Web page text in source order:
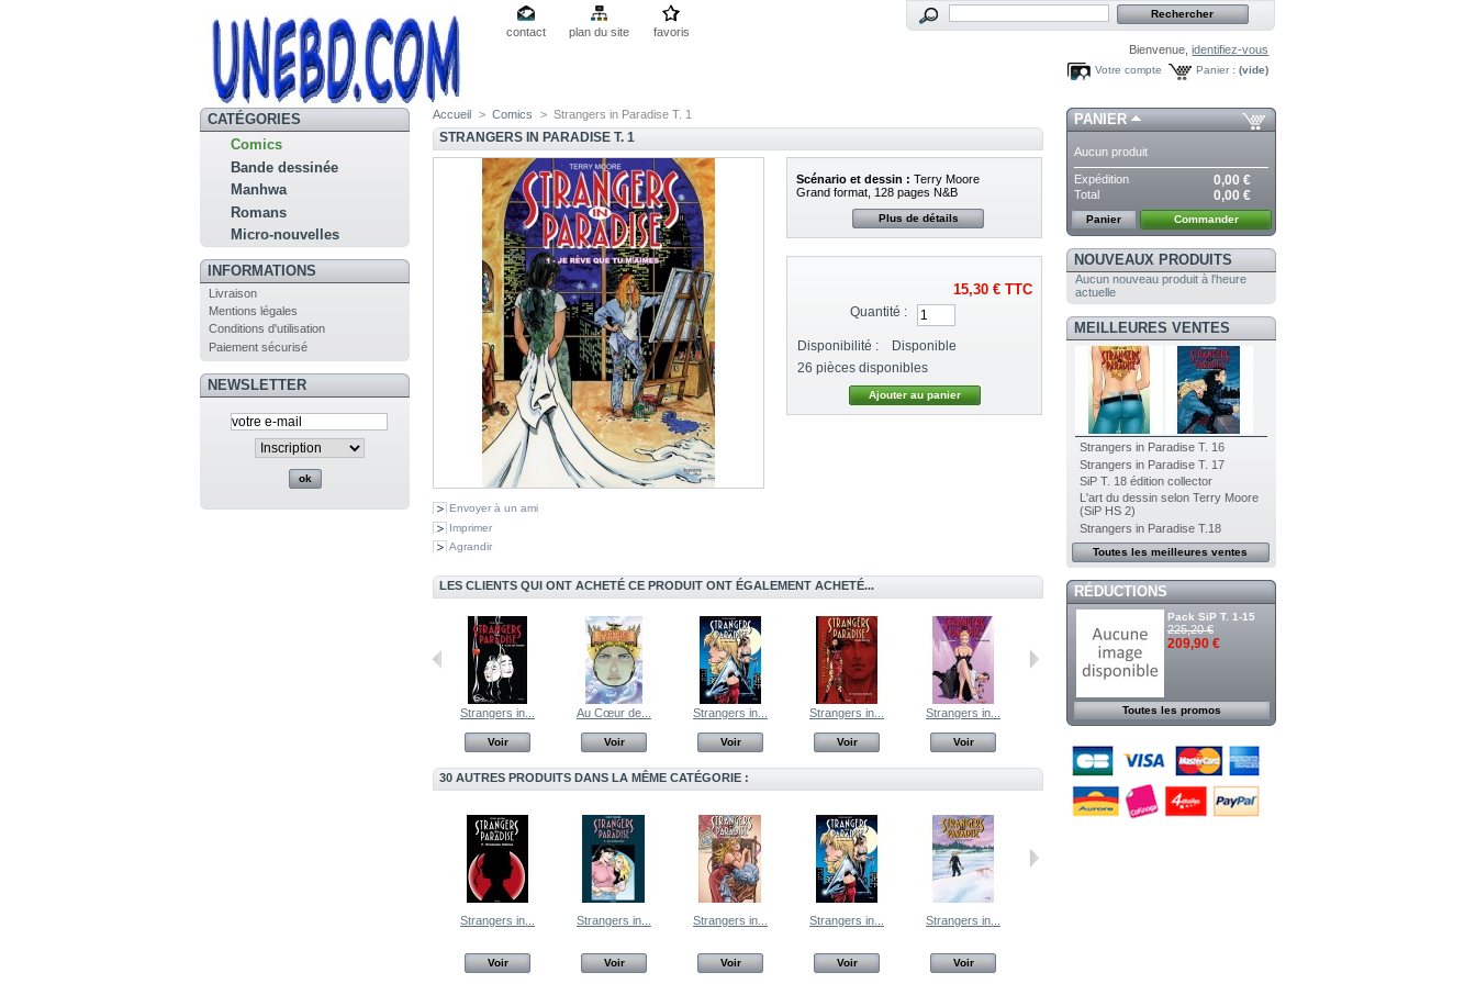
contact plan du site
favoris
Bienvenue,identifiez-vous
Panier : (vide)
Votre compte
CATÉGORIES
Comics
Bande dessinée
Manhwa
Romans
Micro-nouvelles
INFORMATIONS
Livraison
Mentions légales
Conditions d'utilisation
Paiement sécurisé
NEWSLETTER
Accueil > Comics > Strangers in Paradise T. 1
STRANGERS IN PARADISE T. 1
Envoyer à un ami
Imprimer
Agrandir
Scénario et dessin : Terry Moore
Grand format, 128 pages N&B
Plus de détails
15,30 €TTC
Quantité :
Disponibilité :
Disponible
26 pièces disponibles
LES CLIENTS QUI ONT ACHETÉ CE PRODUIT ONT ÉGALEMENT ACHETÉ...
Strangers in...
Voir
Au Cœur de...
Voir
Strangers in...
Voir
Strangers in...
Voir
Strangers in...
Voir
Au Cœur de... Strangers in...
30 AUTRES PRODUITS DANS LA MÊME CATÉGORIE :
Strangers in...
Voir
Strangers in...
Voir
Strangers in...
Voir
Strangers in...
Voir
Strangers in...
Voir
PANIER
Aucun produit
Expédition 0,00 €
Total 0,00 €
Panier Commander
NOUVEAUX PRODUITS
Aucun nouveau produit à l'heure
actuelle
MEILLEURES VENTES
Strangers in Paradise T. 16
Strangers in Paradise T. 17
SiP T. 18 édition collector
L'art du dessin selon Terry Moore
(SiP HS 2)
Strangers in Paradise T.18
Toutes les meilleures ventes
RÉDUCTIONS
Pack SiP T. 1-15
225,20 €
209,90 €
Toutes les promos